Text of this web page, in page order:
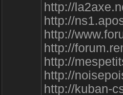
http://
http://
http://
http://
http://
http://
http://kuban-